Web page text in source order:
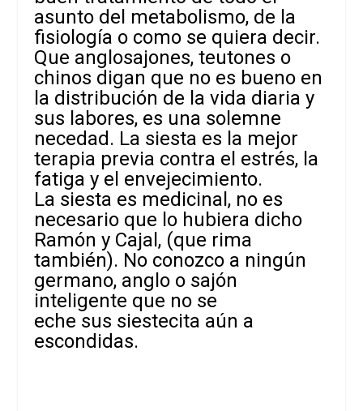
asunto del metabolismo, de la
fisiología o como se quiera decir.
Que anglosajones, teutones o
chinos digan que no es bueno en
la distribución de la vida diaria y
sus labores, es una solemne
necedad. La siesta es la mejor
terapia previa contra el estrés, la
fatiga y el envejecimiento.
La siesta es medicinal, no es
necesario que lo hubiera dicho
Ramón y Cajal, (que rima
también). No conozco a ningún
germano, anglo o sajón
inteligente que no se
eche sus siestecita aún a
escondidas.